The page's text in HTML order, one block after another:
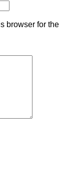
browser for the